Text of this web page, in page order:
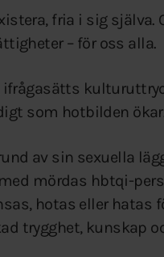
fria i sig själva.
– för oss alla.
ifrågasätts
som hotbilden
av sin sexuella
mördas hbtqi-
hotas eller hatas
trygghet, kunskap